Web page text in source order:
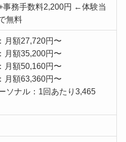
事務手数料2,200円 ←体験当
無料
月額27,720円〜
月額35,200円〜
月額50,160円〜
月額63,360円〜
ソナル：1回あたり3,465